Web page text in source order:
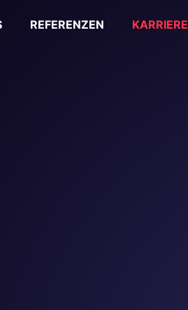
REFERENZEN KARRIERE